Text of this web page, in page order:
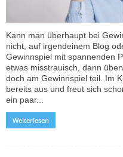
Kann man überhaupt bei
nicht, auf irgendeinem Blog
Gewinnspiel mit spannenden
etwas misstrauisch, dann
doch am Gewinnspiel teil. Im
bereits aus und freut sich
ein paar...
Weiterlesen